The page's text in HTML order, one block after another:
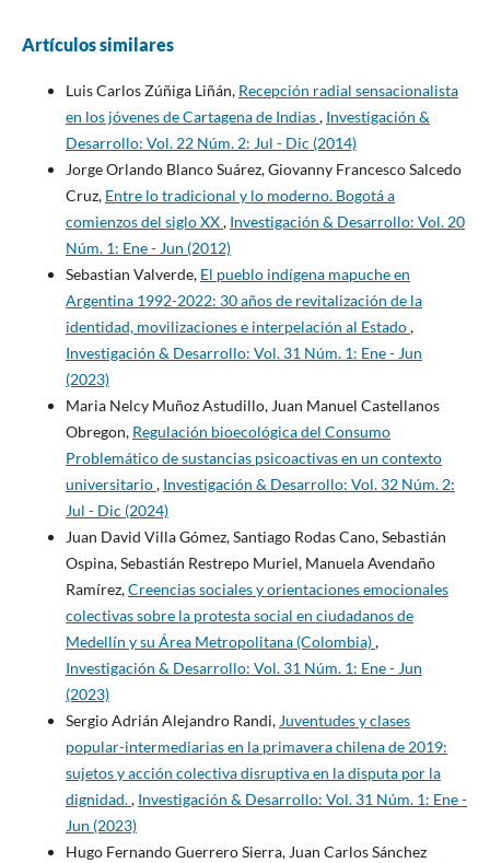
Artículos similares
Luis Carlos Zúñiga Liñán, Recepción radial sensacionalista
en los jóvenes de Cartagena de Indias, Investigación &
Desarrollo: Vol. 22 Núm. 2: Jul - Dic (2014)
Jorge Orlando Blanco Suárez, Giovanny Francesco Salcedo
Cruz, Entre lo tradicional y lo moderno. Bogotá a
comienzos del siglo XX, Investigación & Desarrollo: Vol. 20
Núm. 1: Ene - Jun (2012)
Sebastian Valverde, El pueblo indígena mapuche en
Argentina 1992-2022: 30 años de revitalización de la
identidad, movilizaciones e interpelación al Estado,
Investigación & Desarrollo: Vol. 31 Núm. 1: Ene - Jun
(2023)
Maria Nelcy Muñoz Astudillo, Juan Manuel Castellanos
Obregon, Regulación bioecológica del Consumo
Problemático de sustancias psicoactivas en un contexto
universitario, Investigación & Desarrollo: Vol. 32 Núm. 2:
Jul - Dic (2024)
Juan David Villa Gómez, Santiago Rodas Cano, Sebastián
Ospina, Sebastián Restrepo Muriel, Manuela Avendaño
Ramírez,Creencias sociales y orientaciones emocionales
colectivas sobre la protesta social en ciudadanos de
Medellín y su Área Metropolitana (Colombia),
Investigación & Desarrollo: Vol. 31 Núm. 1: Ene - Jun
(2023)
Sergio Adrián Alejandro Randi, Juventudes y clases
popular-intermediarias en la primavera chilena de 2019:
sujetos y acción colectiva disruptiva en la disputa por la
dignidad., Investigación & Desarrollo: Vol. 31 Núm. 1: Ene -
Jun (2023)
Hugo Fernando Guerrero Sierra, Juan Carlos Sánchez